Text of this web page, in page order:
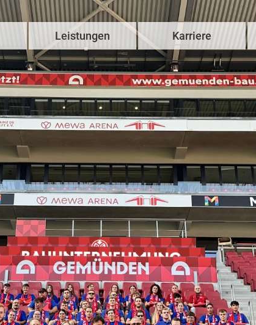
Leistungen
Hausbau
Wohnimmobilien
Gewerbeimmobilien
Forschungs- und Laborgebäude
Spezialimmobilien
Umbau im Bestand
Karriere
Komm‘ ins Team
Stellenangebote
Ausbildung
Studium
Benefits